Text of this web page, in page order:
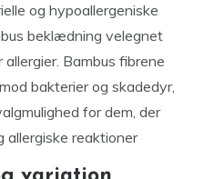
og hypoallergeniske
beklædning velegnet
Bambus fibrene
bakterier og skadedyr,
for dem, der
allergiske reaktioner